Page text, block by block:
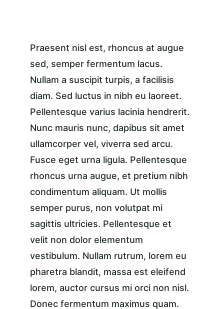
Praesent nisl est, rhoncus at augue
sed, semper fermentum lacus.
Nullam a suscipit turpis, a facilisis
diam. Sed luctus in nibh eu laoreet.
Pellentesque varius lacinia hendrerit.
Nunc mauris nunc, dapibus sit amet
ullamcorper vel, viverra sed arcu.
Fusce eget urna ligula. Pellentesque
rhoncus urna augue, et pretium nibh
condimentum aliquam. Ut mollis
semper purus, non volutpat mi
sagittis ultricies. Pellentesque et
velit non dolor elementum
vestibulum. Nullam rutrum, lorem eu
pharetra blandit, massa est eleifend
lorem, auctor cursus mi orci non nisl.
Donec fermentum maximus quam.